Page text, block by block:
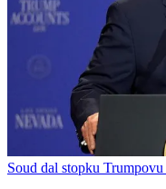
Soud dal stopku